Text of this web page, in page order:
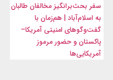
سفر بحث‌برانگیز مخالفان طالبان
به اسلام‌آباد | هم‌زمان با
گفت‌وگوهای امنیتی آمریکا–
پاکستان و حضور مرموز
آمریکایی‌ها